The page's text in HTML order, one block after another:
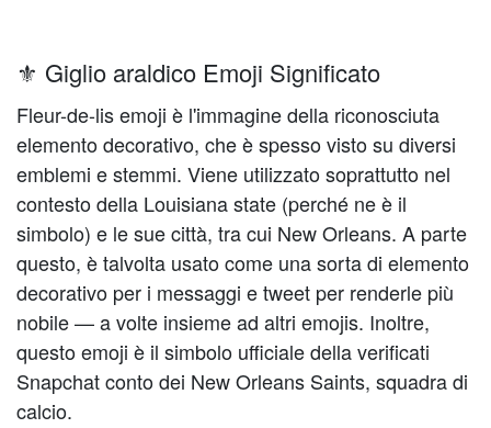
⚜️ Giglio araldico Emoji Significato
Fleur-de-lis emoji è l'immagine della riconosciuta
elemento decorativo, che è spesso visto su diversi
emblemi e stemmi. Viene utilizzato soprattutto nel
contesto della Louisiana state (perché ne è il
simbolo) e le sue città, tra cui New Orleans. A parte
questo, è talvolta usato come una sorta di elemento
decorativo per i messaggi e tweet per renderle più
nobile — a volte insieme ad altri emojis. Inoltre,
questo emoji è il simbolo ufficiale della verificati
Snapchat conto dei New Orleans Saints, squadra di
calcio.